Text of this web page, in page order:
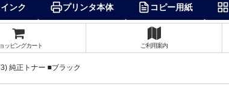
インク プリンタ本体 コピー用紙
ッピングカート ご利用案内
純正トナー ■ブラック